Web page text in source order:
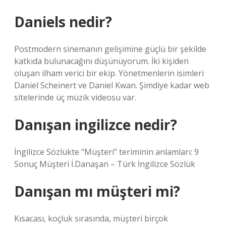
Daniels nedir?
Postmodern sinemanın gelişimine güçlü bir şekilde
katkıda bulunacağını düşünüyorum. İki kişiden
oluşan ilham verici bir ekip. Yönetmenlerin isimleri
Daniel Scheinert ve Daniel Kwan. Şimdiye kadar web
sitelerinde üç müzik videosu var.
Danışan ingilizce nedir?
İngilizce Sözlükte “Müşteri” teriminin anlamları: 9
Sonuç Müşteri İ.Danaşan – Türk İngilizce Sözlük
Danışan mı müşteri mi?
Kısacası, koçluk sırasında, müşteri birçok